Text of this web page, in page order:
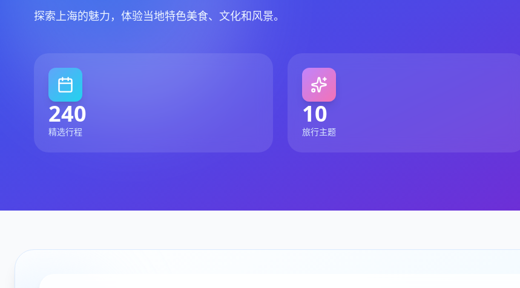
探索上海的魅力，体验当地特色美食、文化和风景。
240
精选行程
10
旅行主题